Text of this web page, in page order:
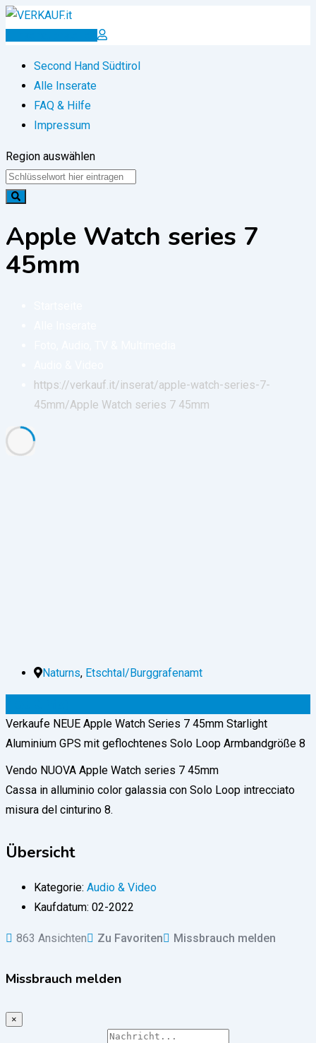
Zum
Inserat erstellen
Second Hand Südtirol
Alle Inserate
FAQ & Hilfe
Impressum
Region auswählen
Apple Watch series 7
45mm
https://verkauf.it/inserat/apple-watch-series-7-
45mm/Apple Watch series 7 45mm
Naturns, Etschtal/Burggrafenamt
Verkaufe NEUE Apple Watch Series 7 45mm Starlight
Aluminium GPS mit geflochtenes Solo Loop Armbandgröße 8
Vendo NUOVA Apple Watch series 7 45mm
Cassa in alluminio color galassia con Solo Loop intrecciato
misura del cinturino 8.
Übersicht
Kategorie: Audio & Video
Kaufdatum: 02-2022
863 Ansichten Zu Favoriten Missbrauch melden
Missbrauch melden
×